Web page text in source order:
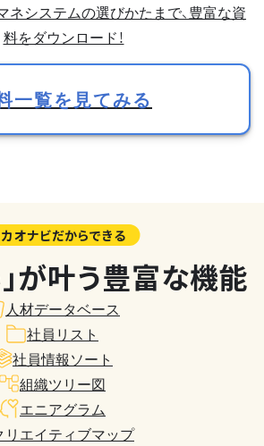
ネシステムの選びかたまで、豊富な資
料をダウンロード！
一覧を見てみる
カオナビだからできる
」が叶う豊富な機能
人材データベース
社員リスト
社員情報ソート
組織ツリー図
エニアグラム
リエイティブマップ